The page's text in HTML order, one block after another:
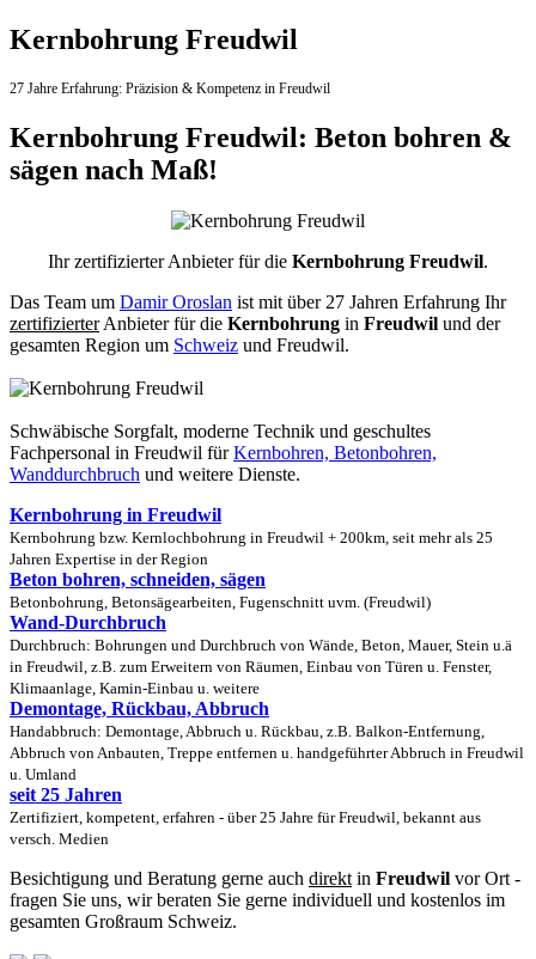
Kernbohrung Freudwil
27 Jahre Erfahrung: Präzision & Kompetenz in Freudwil
Kernbohrung Freudwil: Beton bohren &
sägen nach Maß!
Ihr zertifizierter Anbieter für die Kernbohrung Freudwil.
Das Team um Damir Oroslan ist mit über 27 Jahren Erfahrung Ihr
zertifizierterAnbieter für die Kernbohrung in Freudwil und der
gesamten Region um Schweiz und Freudwil.
Schwäbische Sorgfalt, moderne Technik und geschultes
Fachpersonal in Freudwil fürKernbohren, Betonbohren,
Wanddurchbruch und weitere Dienste.
Kernbohrung in Freudwil
Kernbohrung bzw. Kernlochbohrung in Freudwil + 200km, seit mehr als 25
Jahren Expertise in der Region
Beton bohren, schneiden, sägen
Betonbohrung, Betonsägearbeiten, Fugenschnitt uvm. (Freudwil)
Wand-Durchbruch
Durchbruch: Bohrungen und Durchbruch von Wände, Beton, Mauer, Stein u.ä
in Freudwil, z.B. zum Erweitern von Räumen, Einbau von Türen u. Fenster,
Klimaanlage, Kamin-Einbau u. weitere
Demontage, Rückbau, Abbruch
Handabbruch: Demontage, Abbruch u. Rückbau, z.B. Balkon-Entfernung,
Abbruch von Anbauten, Treppe entfernen u. handgeführter Abbruch in Freudwil
u. Umland
seit 25 Jahren
Zertifiziert, kompetent, erfahren - über 25 Jahre für Freudwil, bekannt aus
versch. Medien
Besichtigung und Beratung gerne auch direkt in Freudwil vor Ort -
fragen Sie uns, wir beraten Sie gerne individuell und kostenlos im
gesamten Großraum Schweiz.